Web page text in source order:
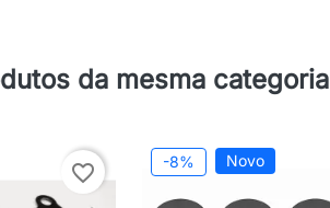
da mesma categoria
favorite_border -8% Novo